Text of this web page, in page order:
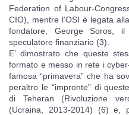
Federation of Labour-
CIO), mentre l’OSI è legata
fondatore, George Soros, il
speculatore finanziario (3).
E’ dimostrato che queste
formato e messo in rete i
famosa “primavera” che ha
peraltro le “impronte” di
di Teheran (Rivoluzione
(Ucraina, 2013-2014) (6) e,